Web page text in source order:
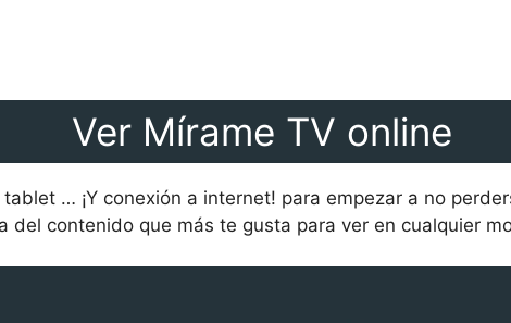
Ver Mírame TV online
… ¡Y conexión a internet! para empezar a no
del contenido que más te gusta para ver en cualquier